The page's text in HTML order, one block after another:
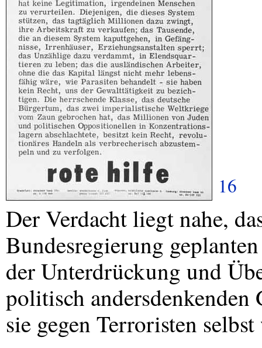
16
Der Verdacht liegt nahe,
Bundesregierung
der Unterdrückung und
politisch
sie gegen Terroristen